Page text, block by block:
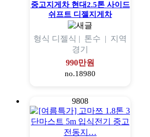
중고지게차 현대2.5톤 사이드
쉬프트 디젤지게차
형식 디젤식 | 톤수 | 지역
경기
990만원
no.18980
9808